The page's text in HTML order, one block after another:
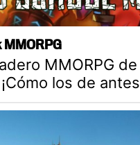
MMORPG
los de